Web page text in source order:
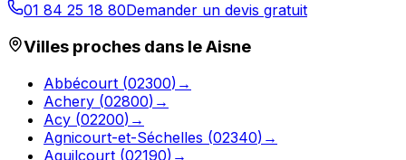
01 84 25 18 80Demander un devis gratuit
Villes proches dans leAisne
Abbécourt (02300) →
Achery (02800) →
Acy (02200) →
Agnicourt-et-Séchelles (02340) →
Aguilcourt (02190) →